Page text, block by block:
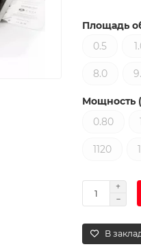
Площадь
0.5
8.0
Мощность
0.80
1120
В